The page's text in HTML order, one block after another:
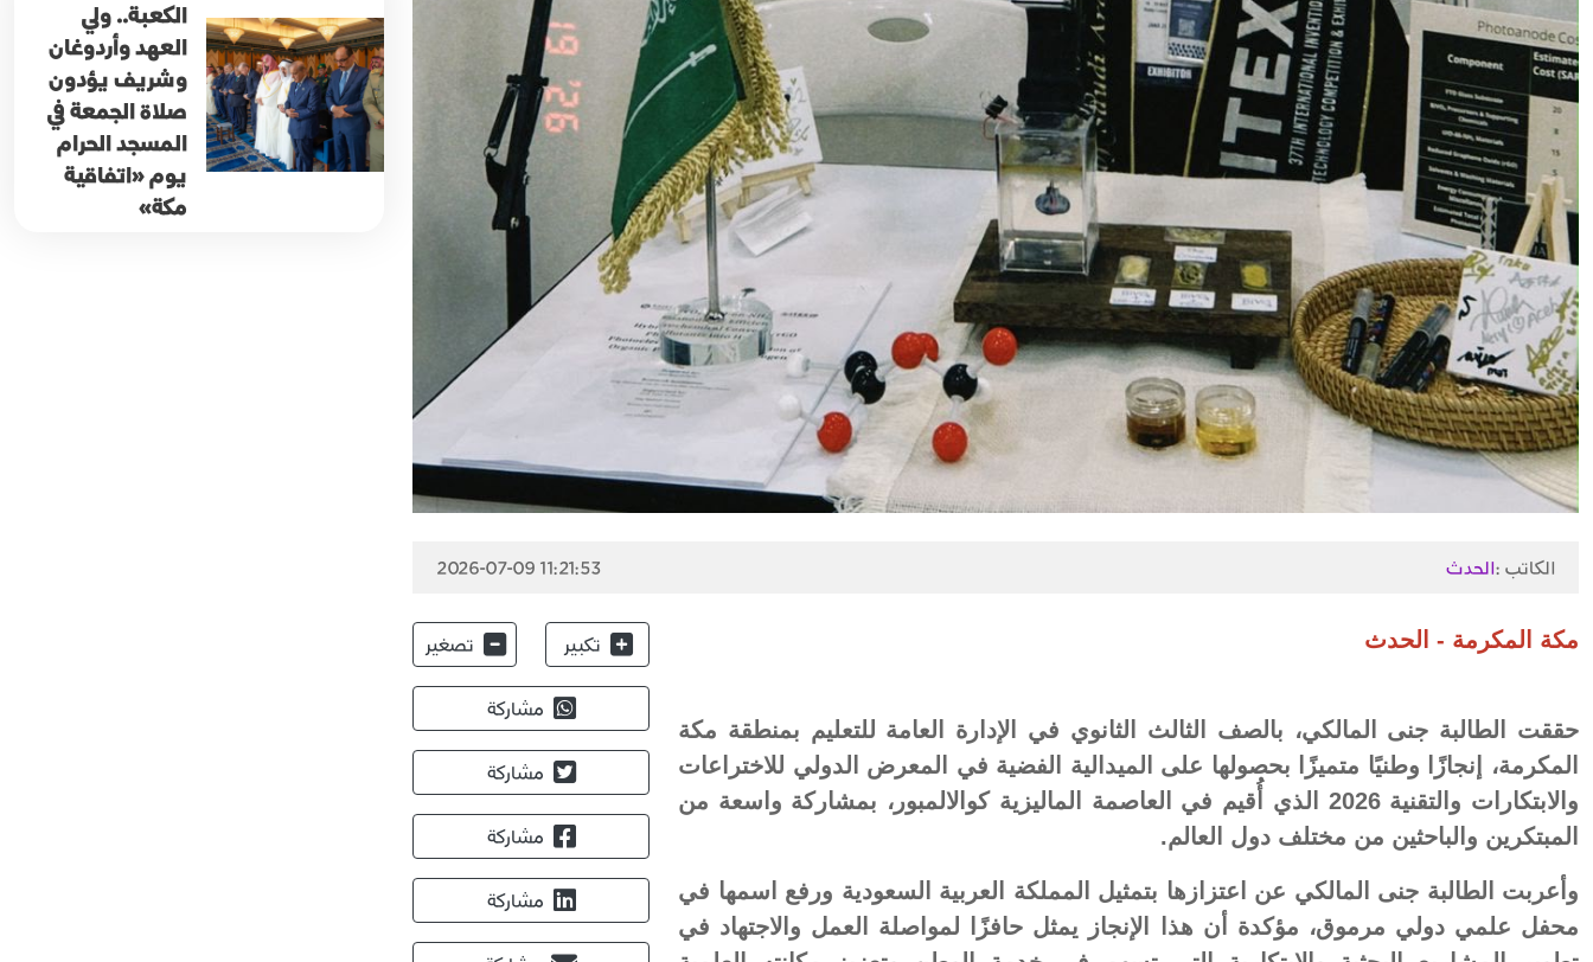
الكاتب :الحدث 2026-07-09 11:21:53
مكة المكرمة - الحدث
حققت الطالبة جنى المالكي، بالصف الثالث الثانوي في الإدارة العامة للتعليم بمنطقة مكة
المكرمة، إنجازًا وطنيًا متميزًا بحصولها على الميدالية الفضية في المعرض الدولي للاختراعات
والابتكارات والتقنية 2026 الذي أُقيم في العاصمة الماليزية كوالالمبور، بمشاركة واسعة من
المبتكرين والباحثين من مختلف دول العالم.
وأعربت الطالبة جنى المالكي عن اعتزازها بتمثيل المملكة العربية السعودية ورفع اسمها في
محفل علمي دولي مرموق، مؤكدة أن هذا الإنجاز يمثل حافزًا لمواصلة العمل والاجتهاد في
تكبير تصغير
مشاركة
مشاركة
مشاركة
مشاركة
الكعبة.. ولي
العهد وأردوغان
وشريف يؤدون
صلاة الجمعة في
المسجد الحرام
يوم «اتفاقية
مكة»